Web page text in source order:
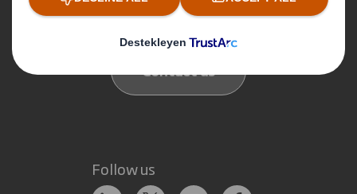
Our locations
Contact us
Follow us